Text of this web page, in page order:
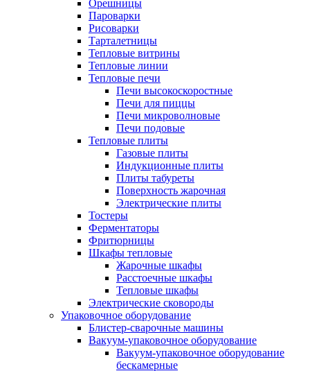
Орешницы
Пароварки
Рисоварки
Тарталетницы
Тепловые витрины
Тепловые линии
Тепловые печи
Печи высокоскоростные
Печи для пиццы
Печи микроволновые
Печи подовые
Тепловые плиты
Газовые плиты
Индукционные плиты
Плиты табуреты
Поверхность жарочная
Электрические плиты
Тостеры
Ферментаторы
Фритюрницы
Шкафы тепловые
Жарочные шкафы
Расстоечные шкафы
Тепловые шкафы
Электрические сковороды
Упаковочное оборудование
Блистер-сварочные машины
Вакуум-упаковочное оборудование
Вакуум-упаковочное оборудование
беcкамерные